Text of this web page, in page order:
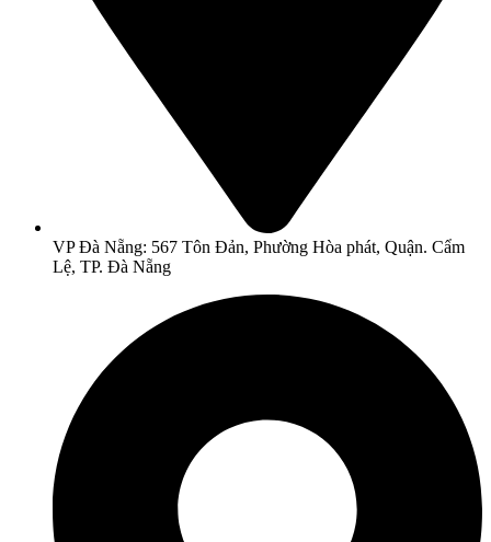
VP Đà Nẵng: 567 Tôn Đản, Phường Hòa phát, Quận. Cẩm
Lệ, TP. Đà Nẵng